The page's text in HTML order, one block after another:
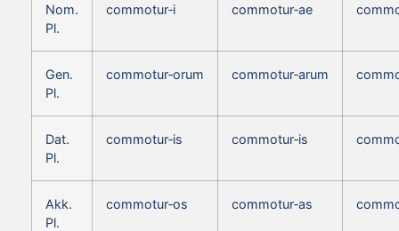
Nom.
Pl.
commotur‑i commotur‑ae
Gen.
Pl.
commotur‑orum commotur‑arum
Dat.
Pl.
commotur‑is commotur‑is
Akk.
Pl.
commotur‑os commotur‑as